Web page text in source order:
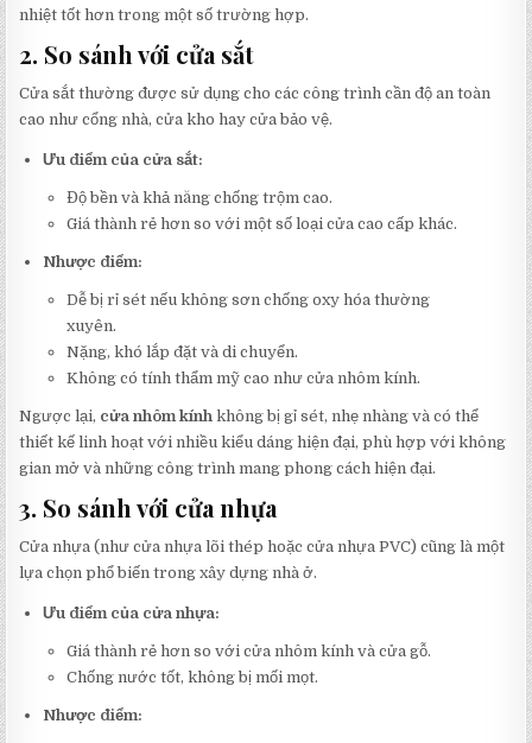
nhiệt tốt hơn trong một số trường hợp.
2. So sánh với cửa sắt
Cửa sắt thường được sử dụng cho các công trình cần độ an toàn
cao như cổng nhà, cửa kho hay cửa bảo vệ.
Ưu điểm của cửa sắt:
Độ bền và khả năng chống trộm cao.
Giá thành rẻ hơn so với một số loại cửa cao cấp khác.
Nhược điểm:
Dễ bị rỉ sét nếu không sơn chống oxy hóa thường
xuyên.
Nặng, khó lắp đặt và di chuyển.
Không có tính thẩm mỹ cao như cửa nhôm kính.
Ngược lại, cửa nhôm kính không bị gỉ sét, nhẹ nhàng và có thể
thiết kế linh hoạt với nhiều kiểu dáng hiện đại, phù hợp với không
gian mở và những công trình mang phong cách hiện đại.
3. So sánh với cửa nhựa
Cửa nhựa (như cửa nhựa lõi thép hoặc cửa nhựa PVC) cũng là một
lựa chọn phổ biến trong xây dựng nhà ở.
Ưu điểm của cửa nhựa:
Giá thành rẻ hơn so với cửa nhôm kính và cửa gỗ.
Chống nước tốt, không bị mối mọt.
Nhược điểm: